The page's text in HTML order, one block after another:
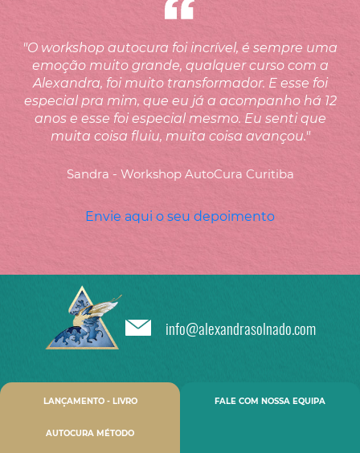
LANÇAMENTO - LIVRO
AUTOCURA MÉTODO
FALE COM NOSSA EQUIPA
"O workshop autocura foi incrível, é sempre uma
emoção muito grande, qualquer curso com a
Alexandra, foi muito transformador. E esse foi
especial pra mim, que eu já a acompanho há 12
anos e esse foi especial mesmo. Eu senti que
muita coisa fluiu, muita coisa avançou."
Sandra - Workshop AutoCura Curitiba
Envie aqui o seu depoimento
info@alexandrasolnado.com